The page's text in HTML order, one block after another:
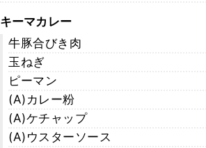
キーマカレー
牛豚合びき肉
玉ねぎ
ピーマン
(A)カレー粉
(A)ケチャップ
(A)ウスターソース